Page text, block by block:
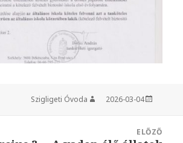
Közzétéve
2026-03-04
Szerző
Szigligeti Óvoda
navigáció
ELŐZŐ